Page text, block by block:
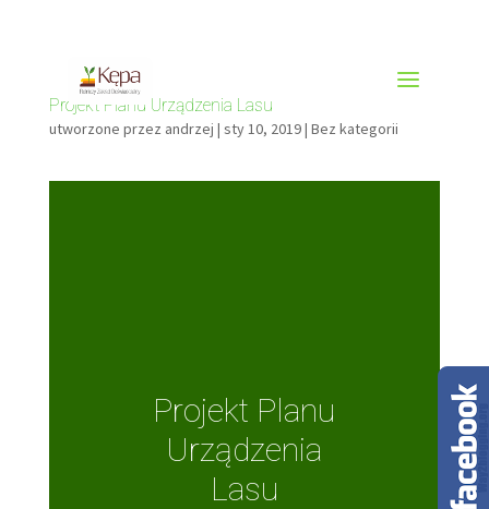
Projekt Planu Urządzenia Lasu
utworzone przez andrzej | sty 10, 2019| Bez kategorii
Projekt Planu
Urządzenia
Lasu